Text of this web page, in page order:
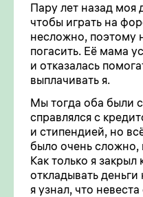
Пару лет назад моя
чтобы играть на
несложно, поэтому
погасить. Её мама
и отказалась
выплачивать я.
Мы тогда оба были
справлялся с
и стипендией, но
было очень сложно,
Как только я
откладывать
я узнал, что